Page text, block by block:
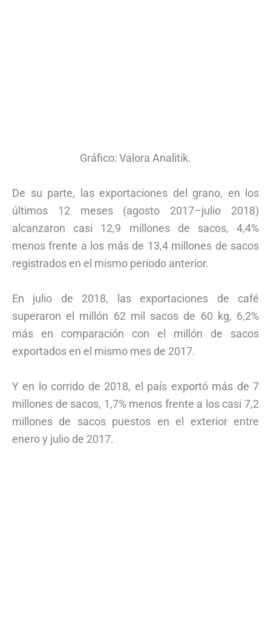
Gráfico: Valora Analitik.
De su parte, las exportaciones del grano, en los
últimos 12 meses (agosto 2017–julio 2018)
alcanzaron casi 12,9 millones de sacos, 4,4%
menos frente a los más de 13,4 millones de sacos
registrados en el mismo periodo anterior.
En julio de 2018, las exportaciones de café
superaron el millón 62 mil sacos de 60 kg, 6,2%
más en comparación con el millón de sacos
exportados en el mismo mes de 2017.
Y en lo corrido de 2018, el país exportó más de 7
millones de sacos, 1,7% menos frente a los casi 7,2
millones de sacos puestos en el exterior entre
enero y julio de 2017.